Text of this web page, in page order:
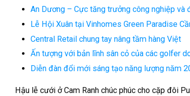
An Dương – Cực tăng trưởng công nghiệp và
Lễ Hội Xuân tại Vinhomes Green Paradise
Central Retail chung tay nâng tầm hàng Việt
Ấn tượng với bản lĩnh sân cỏ của các golfer
Diễn đàn đổi mới sáng tạo năng lượng năm
Hậu lễ cưới ở Cam Ranh chúc phúc cho cặp đôi